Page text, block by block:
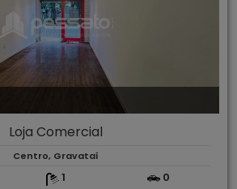
Loja Comercial
Centro, Gravataí
1 0